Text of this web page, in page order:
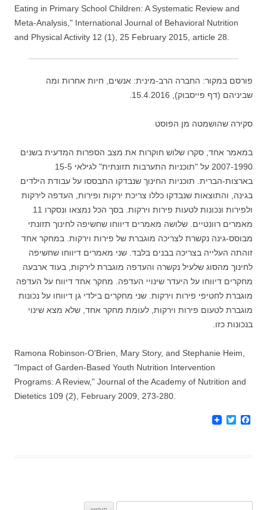
Eating in Primary School Children: A Systematic Review and
Meta-Analysis," International Journal of Behavioral Nutrition
and Physical Activity 12 (1), 25 February 2015, article 28.
פורסם במקור: החברה הרב-מינית: אנשים, חיות אחרות ומה
שביניהם (דף פייסבוק), 15.4.2016.
סקירה שהושמטה מן הפוסט
במאמר אחד, סקרו שלוש חוקרות את מצב הספרות המדעית בשנים
2007-1990 על "תוכניות התערבות תזונתית" לגילאי 15-5
בארצות-הברית. תוכניות החינוך שנבדקו התבססו על עבודת הילדים
בגינה, והתוצאות שנבדקו כללו צריכת ירקות ופירות, העדפה לירקות
ולפירות ונכונות לטעות פירות וירקות. בסך הכל נמצאו ונסקרו 11
מאמרים רוונטיים. שלושה מאמרים דיווחו שחשיפה לחינוך תזונתי
מבוסס-גינה נקשרת לצריכה מוגברת של פירות וירקות. במחקר אחד
זוהתה העלייה בצריכה בבנים בלבד. שני מאמרים דיווחו שחשיפה
לחינוך מהסוג שלעיל נקשרה והעדפה מוגברת לירקות, בעוד ארבעה
מחקרים דיווחו על היעדר שינויי העדפה. מחקר אחד דיווח על העדפה
מוגברת לחטיפי פירות וירקות. שני מחקרים בילדי גן דיווחו על נכונות
מוגברת לטעום פירות וירקות, לעומת מחקר אחד, שלא מצא שינוי
בנכונות כזו.
Ramona Robinson-O'Brien, Mary Story, and Stephanie Heim,
"Impact of Garden-Based Youth Nutrition Intervention
Programs: A Review," Journal of the Academy of Nutrition and
Dietetics 109 (2), February 2009, 273-280.
F
T